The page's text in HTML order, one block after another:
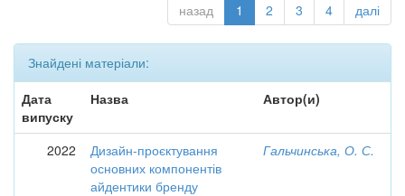
назад 1 2 3 4 далі
Знайдені матеріали:
Дата
випуску
Назва Автор(и)
2022
Дизайн-проєктування
основних компонентів
айдентики бренду
Гальчинська, О. С.